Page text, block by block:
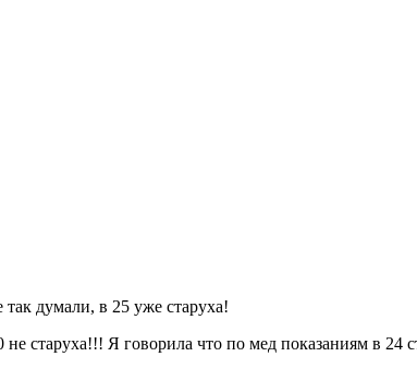
думали, в 25 уже старуха!
старуха!!! Я говорила что по мед показаниям в 24